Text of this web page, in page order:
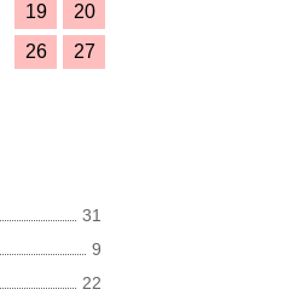
19
20
26
27
31
9
22